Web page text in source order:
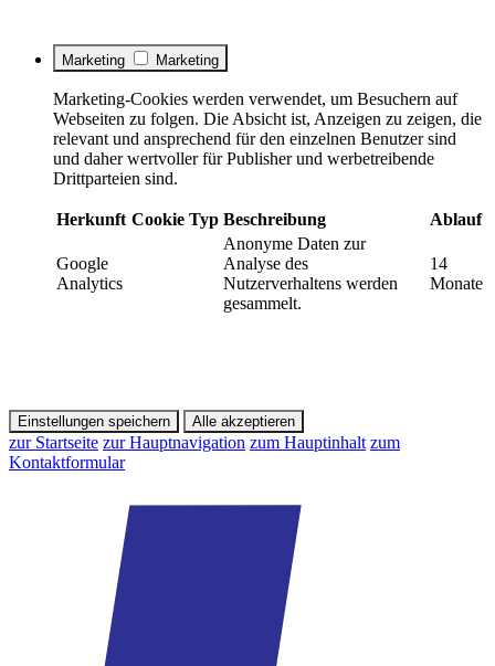
Marketing Marketing
Marketing-Cookies werden verwendet, um Besuchern auf
Webseiten zu folgen. Die Absicht ist, Anzeigen zu zeigen, die
relevant und ansprechend für den einzelnen Benutzer sind
und daher wertvoller für Publisher und werbetreibende
Drittparteien sind.
Herkunft Cookie Typ Beschreibung Ablauf
Google
Analytics
Anonyme Daten zur
Analyse des
Nutzerverhaltens werden
gesammelt.
14
Monate
Einstellungen speichern Alle akzeptieren
zur Startseite zur Hauptnavigation zum Hauptinhalt zum
Kontaktformular